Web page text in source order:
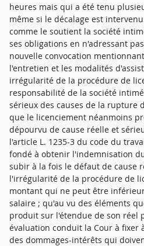
heures mais qui a été tenu
même si le décalage est
comme le soutient la société
ses obligations en n'adressant
nouvelle convocation
l'entretien et les modalités
irrégularité de la procédure de
responsabilité de la société
sérieux des causes de la rupture
que le licenciement néanmoins
dépourvu de cause réelle et
l'article L. 1235-3 du code du
fondé à obtenir l'indemnisation
subir à la fois le défaut de cause
l'irrégularité de la procédure de
montant qui ne peut être
salaire ; qu'au vu des éléments
produit sur l'étendue de son réel
évaluation conduit la Cour à fixer
des dommages-intérêts qui